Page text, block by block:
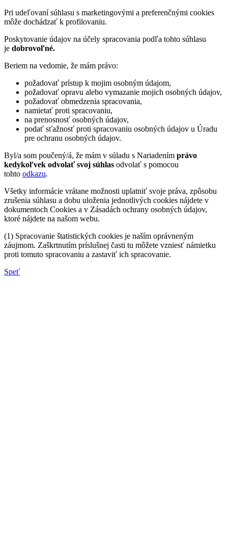
Pri udeľovaní súhlasu s marketingovými a preferenčnými cookies
môže dochádzať k profilovaniu.
Poskytovanie údajov na účely spracovania podľa tohto súhlasu
je dobrovoľné.
Beriem na vedomie, že mám právo:
požadovať prístup k mojim osobným údajom,
požadovať opravu alebo vymazanie mojich osobných údajov,
požadovať obmedzenia spracovania,
namietať proti spracovaniu,
na prenosnosť osobných údajov,
podať sťažnosť proti spracovaniu osobných údajov u Úradu
pre ochranu osobných údajov.
Byl/a som poučený/á, že mám v súladu s Nariadením právo
kedykoľvek odvolať svoj súhlas odvolať s pomocou
tohto odkazu.
Všetky informácie vrátane možnosti uplatniť svoje práva, zpôsobu
zrušenia súhlasu a dobu uloženia jednotlivých cookies nájdete v
dokumentoch Cookies a v Zásadách ochrany osobných údajov,
ktoré nájdete na našom webu.
(1) Spracovanie štatistických cookies je naším oprávneným
záujmom. Zaškrtnutím príslušnej časti tu môžete vzniesť námietku
proti tomuto spracovaniu a zastaviť ich spracovanie.
Speť